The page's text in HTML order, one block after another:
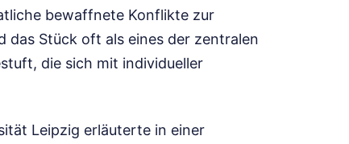
bewaffnete Konflikte zur
das Stück oft als eines der zentralen
die sich mit individueller
Leipzig erläuterte in einer